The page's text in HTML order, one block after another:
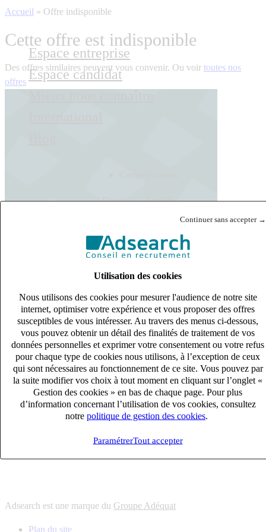
Continuer sans accepter →
Utilisation des cookies
Nous utilisons des cookies pour mesurer l'audience de notre site
internet, optimiser votre expérience et vous proposer des offres
susceptibles de vous intéresser. Au travers des menus ci-dessous,
vous pouvez obtenir un détail des finalités de traitement de vos
données personnelles et exprimer votre consentement ou votre refus
pour chaque type de cookies nous utilisons, à l’exception de ceux
qui sont nécessaires au fonctionnement de ce site. Vous pouvez par
la suite modifier vos choix à tout moment en cliquant sur l’onglet «
Gestion des cookies » en bas de chaque page. Pour plus
d’information concernant l’utilisation de vos cookies, consultez
notre politique de gestion des cookies
ParamétrerTout accepter
Espace entreprise
Espace candidat
Français English
Accueil » Offre indisponible
Cette offre est indisponible
Des offres similaires peuvent vous convenir. Ou voir toutes nos
offres
s'adapter à vos besoin en recrutement
10 univers
connaître votre secteur et ses enjeux
12 bureaux en France
proximité avec nos clients et nos talents
6 solutions
s'adapter à vos besoin en recrutement
10 univers
connaître votre secteur et ses enjeux
proximité avec nos clients et nos talents
Adsearch est une marque du Groupe Adéquat
Plan du site